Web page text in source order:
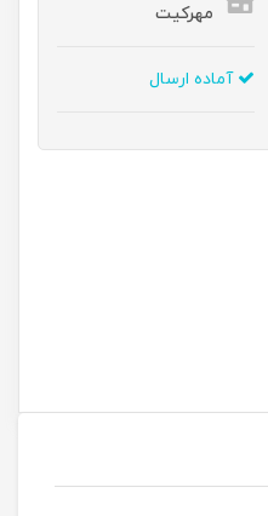
مهرکیت
آماده ارسال